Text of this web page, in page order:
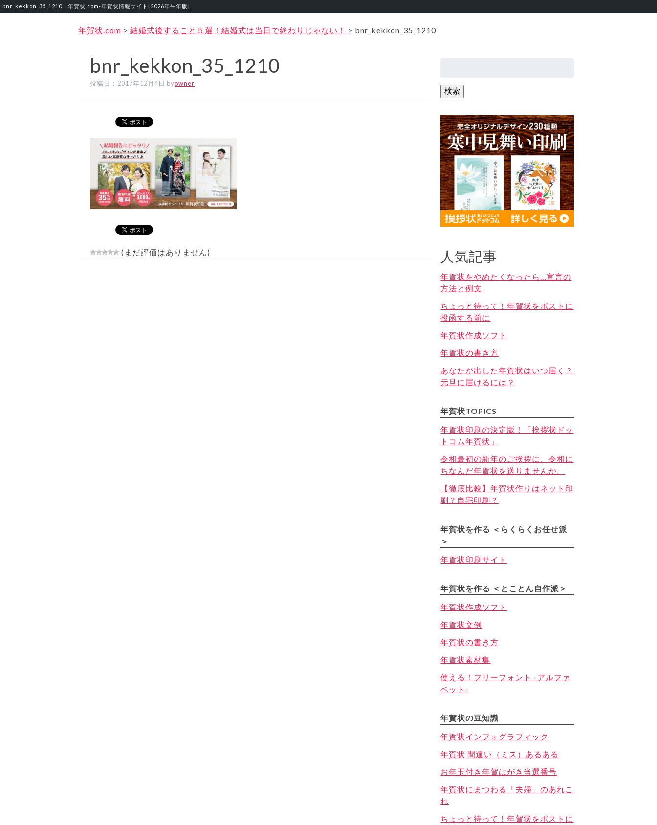
bnr_kekkon_35_1210｜年賀状.com‐年賀状情報サイト[2026年午年版]
年賀状.com > 結婚式後すること５選！結婚式は当日で終わりじゃない！ > bnr_kekkon_35_1210
bnr_kekkon_35_1210
投稿日： 2017年12月4日 byowner
(まだ評価はありません)
検索
人気記事
年賀状をやめたくなったら…宣言の
方法と例文
ちょっと待って！年賀状をポストに
投函する前に
年賀状作成ソフト
年賀状の書き方
あなたが出した年賀状はいつ届く？
元旦に届けるには？
年賀状TOPICS
年賀状印刷の決定版！「挨拶状ドッ
トコム年賀状」
令和最初の新年のご挨拶に、令和に
ちなんだ年賀状を送りませんか。
【徹底比較】年賀状作りはネット印
刷？自宅印刷？
年賀状を作る ＜らくらくお任せ派
＞
年賀状印刷サイト
年賀状を作る ＜とことん自作派＞
年賀状作成ソフト
年賀状文例
年賀状の書き方
年賀状素材集
使える！フリーフォント -アルファ
ベット-
年賀状の豆知識
年賀状インフォグラフィック
年賀状 間違い（ミス）あるある
お年玉付き年賀はがき当選番号
年賀状にまつわる「夫婦」のあれこ
れ
ちょっと待って！年賀状をポストに